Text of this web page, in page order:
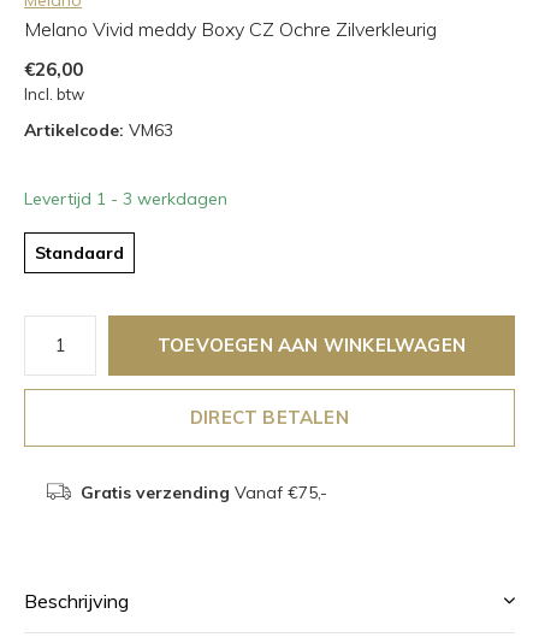
Melano Vivid meddy Boxy CZ Ochre Zilverkleurig
€26,00
Incl. btw
Artikelcode: VM63
Levertijd 1 - 3 werkdagen
Standaard
TOEVOEGEN AAN WINKELWAGEN
DIRECT BETALEN
Gratis verzending Vanaf €75,-
Beschrijving